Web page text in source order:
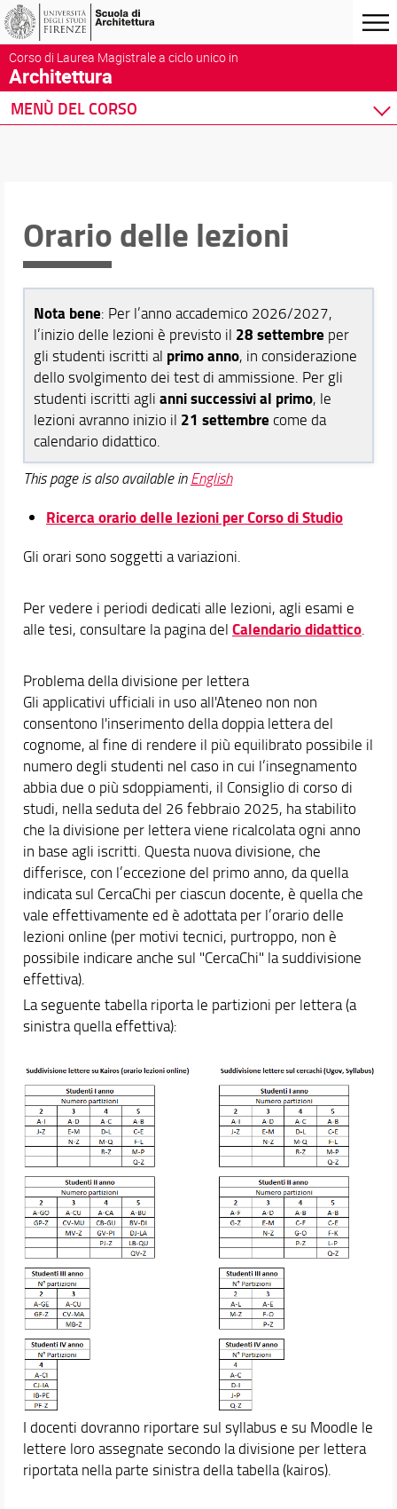
Corso di Laurea Magistrale a ciclo unico in
Architettura
MENÙ DEL CORSO
Docenti
Orario e calendari
Calendario didattico
Calendario esami
Calendario esami di laurea
Orario delle lezioni
Nota bene: Per l’anno accademico 2026/2027,
l’inizio delle lezioni è previsto il 28 settembre per
gli studenti iscritti al primo anno, in considerazione
dello svolgimento dei test di ammissione. Per gli
studenti iscritti aglianni successivi al primo, le
lezioni avranno inizio il 21 settembre come da
calendario didattico.
This page is also available inEnglish
Ricerca orario delle lezioni per Corso di Studio
Gli orari sono soggetti a variazioni.
Per vedere i periodi dedicati alle lezioni, agli esami e
alle tesi, consultare la pagina del Calendario didattico.
Problema della divisione per lettera
Gli applicativi ufficiali in uso all'Ateneo non non
consentono l'inserimento della doppia lettera del
cognome, al fine di rendere il più equilibrato possibile il
numero degli studenti nel caso in cui l’insegnamento
abbia due o più sdoppiamenti, il Consiglio di corso di
studi, nella seduta del 26 febbraio 2025, ha stabilito
che la divisione per lettera viene ricalcolata ogni anno
in base agli iscritti. Questa nuova divisione, che
differisce, con l’eccezione del primo anno, da quella
indicata sul CercaChi per ciascun docente, è quella che
vale effettivamente ed è adottata per l’orario delle
lezioni online (per motivi tecnici, purtroppo, non è
possibile indicare anche sul "CercaChi" la suddivisione
effettiva).
La seguente tabella riporta le partizioni per lettera (a
sinistra quella effettiva):
I docenti dovranno riportare sul syllabus e su Moodle le
lettere loro assegnate secondo la divisione per lettera
riportata nella parte sinistra della tabella (kairos).